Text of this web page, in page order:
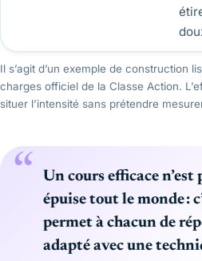
Il s’agit d’un exemple de construction
charges officiel de la Classe Action.
situer l’intensité sans prétendre
Un cours efficace n’est
épuise tout le monde :
permet à chacun de
adapté avec une